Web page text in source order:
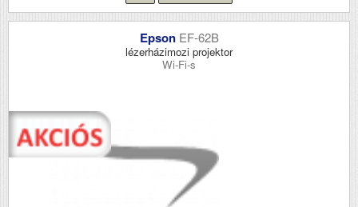
Epson EF-62B
lézerházimozi projektor
Wi-Fi-s